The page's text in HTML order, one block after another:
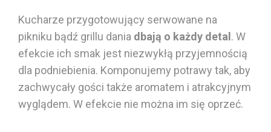
Kucharze przygotowujący serwowane na
pikniku bądź grillu dania dbają o każdy detal. W
efekcie ich smak jest niezwykłą przyjemnością
dla podniebienia. Komponujemy potrawy tak, aby
zachwycały gości także aromatem i atrakcyjnym
wyglądem. W efekcie nie można im się oprzeć.